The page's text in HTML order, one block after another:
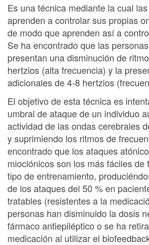
Es una técnica mediante la cual
aprenden a controlar sus propias
de modo que aprenden así a
Se ha encontrado que las
presentan una disminución de
hertzios (alta frecuencia) y la
adicionales de 4-8 hertzios
El objetivo de esta técnica es
umbral de ataque de un individuo
actividad de las ondas cerebrales
y suprimiendo los ritmos de
encontrado que los ataques
mioclónicos son los más fáciles de
tipo de entrenamiento,
de los ataques del 50 % en
tratables (resistentes a la
personas han disminuido la dosis
fármaco antiepiléptico o se ha
medicación al utilizar el